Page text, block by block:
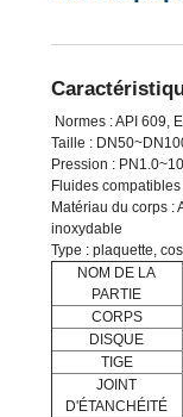
Normes : API 609,
Taille :
Pression :
Fluides
Matériau du corps :
inoxydable
Type : plaquette,
NOM DE LA
PARTIE
CORPS
DISQUE
TIGE
JOINT
D'ÉTANCHÉITÉ